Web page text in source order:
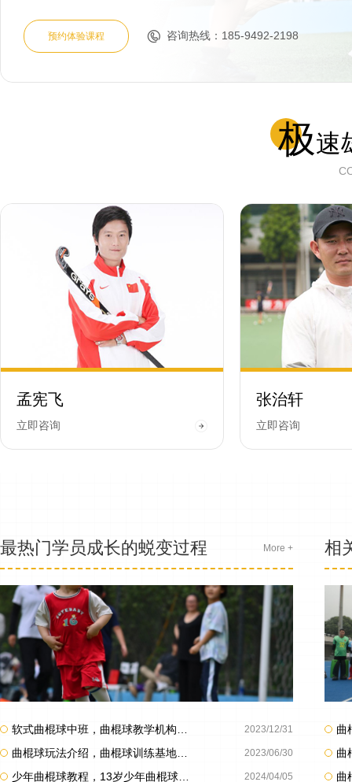
预约体验课程 咨询热线：185-9492-2198
极速
孟宪飞
立即咨询
张治轩
立即咨询
最热门学员成长的蜕变过程 More +
2023/12/31
2023/06/30
2024/04/05
相